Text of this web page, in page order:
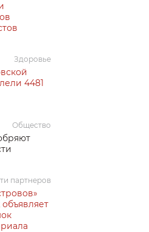
Здоровье
4481
Общество
партнеров